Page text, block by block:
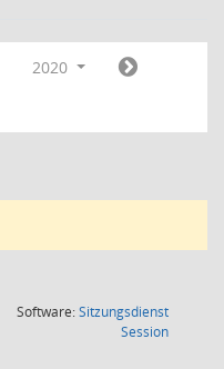
2020
Software:Sitzungsdienst
Session(Wird in